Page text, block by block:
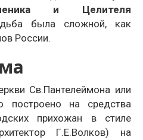
и Целителя
была сложной, как
России.
Св.Пантелеймона или
построено на средства
прихожан в стиле
Г.Е.Волков) на